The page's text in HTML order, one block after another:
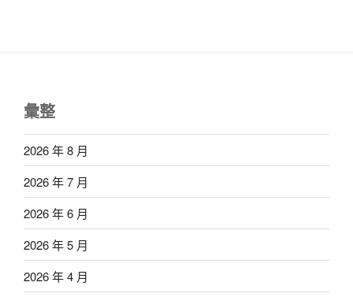
彙整
2026 年 8 月
2026 年 7 月
2026 年 6 月
2026 年 5 月
2026 年 4 月